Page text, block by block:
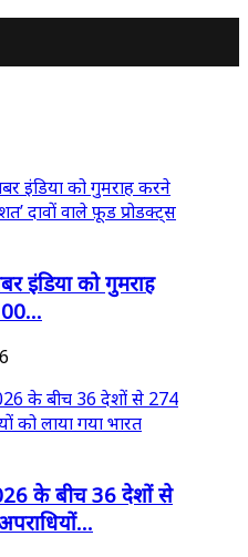
इंडिया को गुमराह
के बीच 36 देशों से